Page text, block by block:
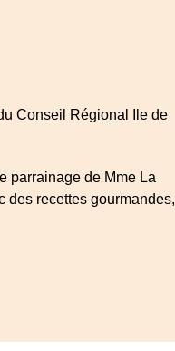
Conseil Régional Ile de
parrainage de Mme La
des recettes gourmandes,